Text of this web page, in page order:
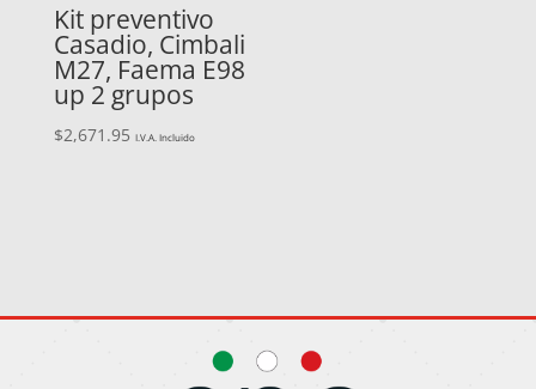
Kit preventivo
Casadio, Cimbali
M27, Faema E98
up 2 grupos
$2,671.95 I.V.A. Incluido